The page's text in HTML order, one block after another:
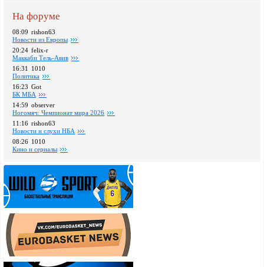
На форуме
08:09 rishon63
Новости из Европы
20:24 felix-r
Маккаби Тель-Авив
16:31
1010
Политика
16:23 Got
БК МБА
14:59 observer
Ногомяч: Чемпионат мира 2026
11:16 rishon63
Новости и слухи НБА
08:26 1010
Кино и сериалы